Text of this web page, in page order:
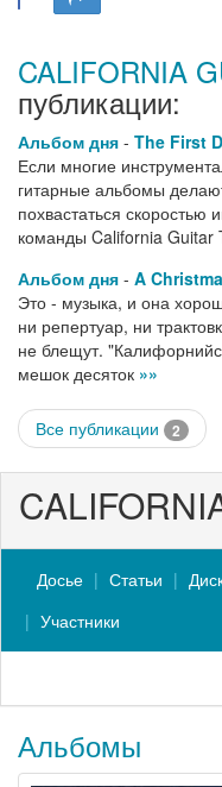
CALIFORNIA
публикации:
Альбом дня - The First
Если многие
гитарные альбомы
похвастаться скоростью
команды California Guitar
Альбом дня - A
Это - музыка, и она
ни репертуар, ни
не блещут.
мешок десяток »»
Все публикации 2
Досье Статьи
Участники
Альбомы